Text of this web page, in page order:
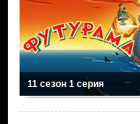
11 сезон 1 серия